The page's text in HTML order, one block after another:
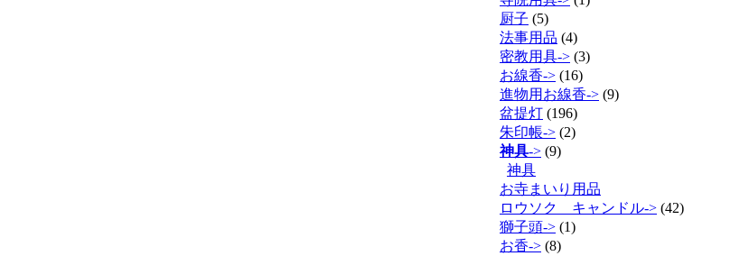
厨子 (5)
法事用品 (4)
密教用具-> (3)
お線香-> (16)
進物用お線香-> (9)
盆提灯 (196)
朱印帳-> (2)
神具-> (9)
神具
お寺まいり用品
ロウソク キャンドル-> (42)
獅子頭-> (1)
お香-> (8)